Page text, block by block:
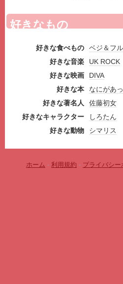
好きなもの
好きな食べもの
ベジ＆フ
好きな音楽
UK ROCK
好きな映画
DIVA
好きな本
なにがあ
好きな著名人
佐藤初女
好きなキャラクター
しろたん
好きな動物
シマリス
ホーム - 利用規約 - プライバシー